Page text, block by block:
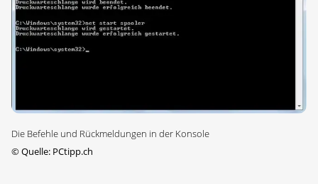
Die Befehle und Rückmeldungen in der Konsole
©Quelle: PCtipp.ch